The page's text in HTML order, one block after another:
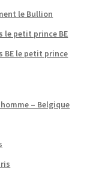
le Bullion
le petit prince BE
BE le petit prince
– Belgique